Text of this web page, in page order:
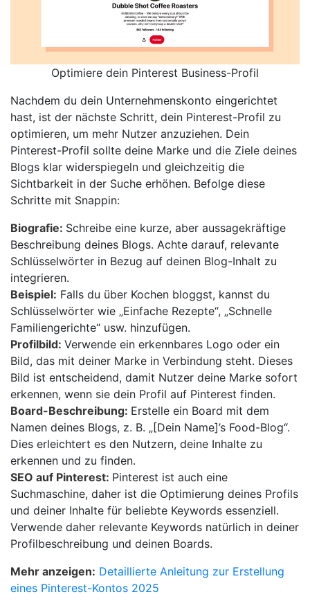
Optimiere dein Pinterest Business-Profil
Nachdem du dein Unternehmenskonto eingerichtet
hast, ist der nächste Schritt, dein Pinterest-Profil zu
optimieren, um mehr Nutzer anzuziehen. Dein
Pinterest-Profil sollte deine Marke und die Ziele deines
Blogs klar widerspiegeln und gleichzeitig die
Sichtbarkeit in der Suche erhöhen. Befolge diese
Schritte mit Snappin:
Biografie: Schreibe eine kurze, aber aussagekräftige
Beschreibung deines Blogs. Achte darauf, relevante
Schlüsselwörter in Bezug auf deinen Blog-Inhalt zu
integrieren.
Beispiel: Falls du über Kochen bloggst, kannst du
Schlüsselwörter wie „Einfache Rezepte“, „Schnelle
Familiengerichte“ usw. hinzufügen.
Profilbild: Verwende ein erkennbares Logo oder ein
Bild, das mit deiner Marke in Verbindung steht. Dieses
Bild ist entscheidend, damit Nutzer deine Marke sofort
erkennen, wenn sie dein Profil auf Pinterest finden.
Board-Beschreibung: Erstelle ein Board mit dem
Namen deines Blogs, z. B. „[Dein Name]’s Food-Blog“.
Dies erleichtert es den Nutzern, deine Inhalte zu
erkennen und zu finden.
SEO auf Pinterest: Pinterest ist auch eine
Suchmaschine, daher ist die Optimierung deines Profils
und deiner Inhalte für beliebte Keywords essenziell.
Verwende daher relevante Keywords natürlich in deiner
Profilbeschreibung und deinen Boards.
Mehr anzeigen: Detaillierte Anleitung zur Erstellung
eines Pinterest-Kontos 2025